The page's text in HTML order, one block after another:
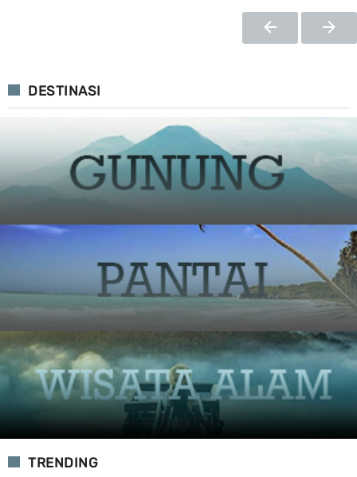
DESTINASI
TRENDING